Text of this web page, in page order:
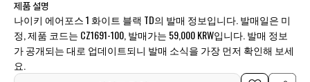
제품 설명
나이키 에어포스 1 화이트 블랙 TD의 발매 정보입니다. 발매일은 미
정, 제품 코드는 CZ1691-100, 발매가는 59,000 KRW입니다. 발매 정보
가 공개되는 대로 업데이트되니 발매 소식을 가장 먼저 확인해 보세
요.